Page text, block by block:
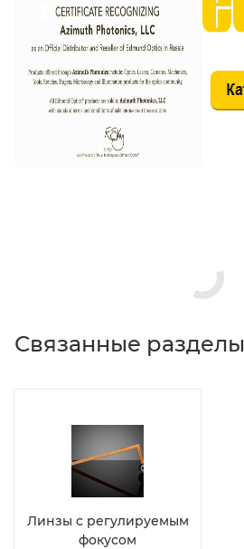
Связанные разделы
Линзы с регулируемым
фокусом